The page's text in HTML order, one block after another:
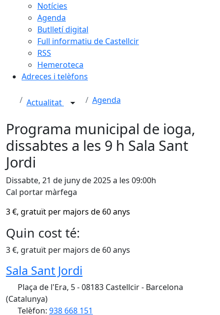
Notícies
Agenda
Butlletí digital
Full informatiu de Castellcir
RSS
Hemeroteca
Adreces i telèfons
Actualitat Agenda
Programa municipal de ioga,
dissabtes a les 9 h Sala Sant
Jordi
Dissabte, 21 de juny de 2025 a les 09:00h
Cal portar màrfega
3 €, gratuït per majors de 60 anys
Quin cost té:
3 €, gratuït per majors de 60 anys
Sala Sant Jordi
Plaça de l'Era, 5 - 08183 Castellcir - Barcelona
(Catalunya)
Telèfon: 938 668 151